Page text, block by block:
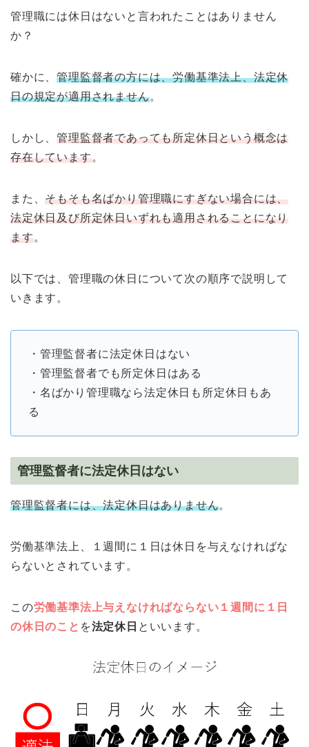
管理職には休日はないと言われたことはありません
か？
確かに、管理監督者の方には、労働基準法上、法定休
日の規定が適用されません。
しかし、管理監督者であっても所定休日という概念は
存在しています。
また、そもそも名ばかり管理職にすぎない場合には、
法定休日及び所定休日いずれも適用されることになり
ます。
以下では、管理職の休日について次の順序で説明して
いきます。
・管理監督者に法定休日はない
・管理監督者でも所定休日はある
・名ばかり管理職なら法定休日も所定休日もあ
る
管理監督者に法定休日はない
管理監督者には、法定休日はありません。
労働基準法上、１週間に１日は休日を与えなければな
らないとされています。
この労働基準法上与えなければならない１週間に１日
の休日のこと を法定休日 といいます。